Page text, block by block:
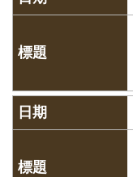
創
典
藏
究